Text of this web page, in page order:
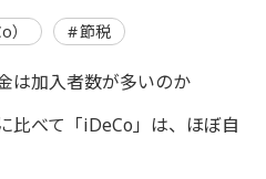
節税
は加入者数が多いのか
比べて「iDeCo」は、ほぼ自